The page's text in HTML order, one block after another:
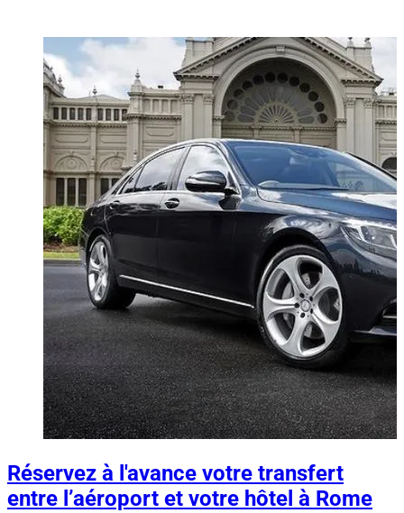
Réservez à l'avance votre transfert
entre l’aéroport et votre hôtel à Rome